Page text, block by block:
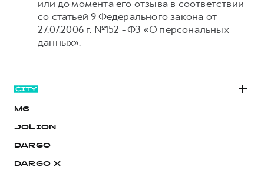
или до момента его отзыва в соответствии
со статьей 9 Федерального закона от
27.07.2006 г. №152 - ФЗ «О персональных
данных».
M6
JOLION
DARGO
DARGO Х